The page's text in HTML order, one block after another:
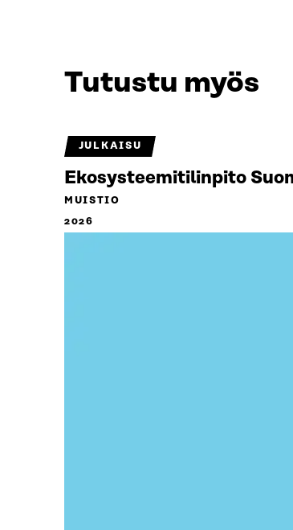
Tutustu myös
JULKAISU
Ekosysteemitilinpito
MUISTIO
2026